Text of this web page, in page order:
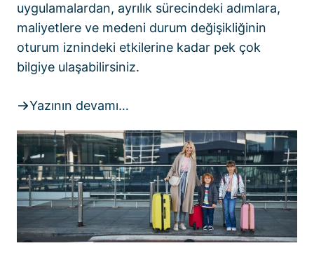
uygulamalardan, ayrılık sürecindeki adımlara,
maliyetlere ve medeni durum değişikliğinin
oturum iznindeki etkilerine kadar pek çok
bilgiye ulaşabilirsiniz.
Yazının devamı…